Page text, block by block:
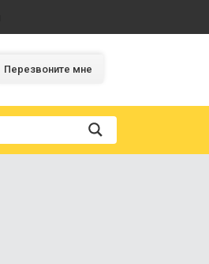
Перезвоните мне